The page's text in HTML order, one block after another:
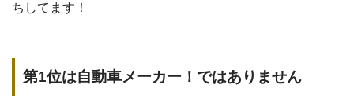
ちしてます！
第1位は自動車メーカー！ではありません